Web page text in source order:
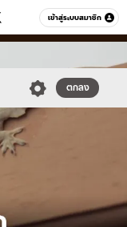
เข้าสู่ระบบสมาชิก
หมวดอื่นๆ
ตกลง